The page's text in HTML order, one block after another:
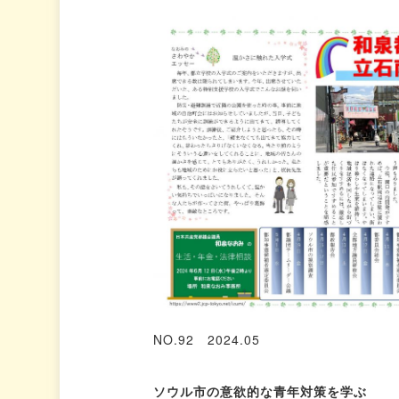
NO.92 2024.05
ソウル市の意欲的な青年対策を学ぶ